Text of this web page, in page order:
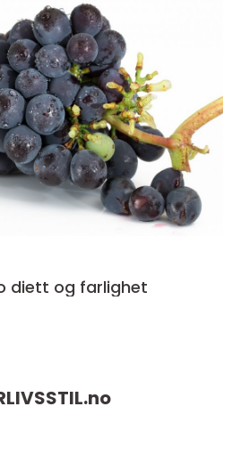
diett og farlighet
no